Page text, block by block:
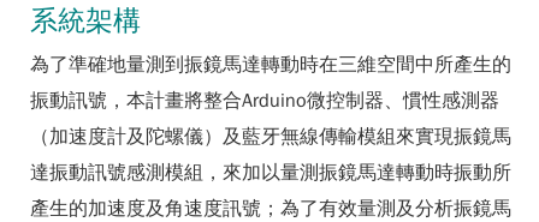
系統架構
為了準確地量測到振鏡馬達轉動時在三維空間中所產生的
振動訊號，本計畫將整合Arduino微控制器、慣性感測器
（加速度計及陀螺儀）及藍牙無線傳輸模組來實現振鏡馬
達振動訊號感測模組，來加以量測振鏡馬達轉動時振動所
產生的加速度及角速度訊號；為了有效量測及分析振鏡馬